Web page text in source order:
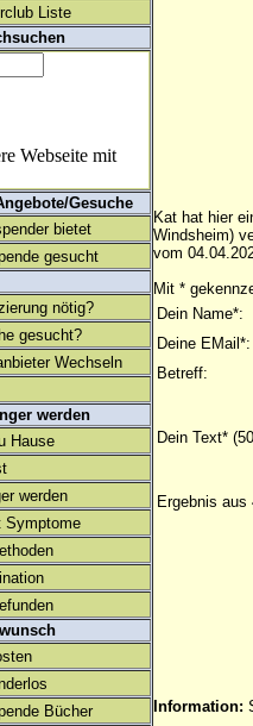
Liste
Webseite mit
Gesuche
bietet
gesucht
nötig?
gesucht?
Wechseln
werden
Hause
werden
Symptome
Bücher
Kat hat hier
Windsheim)
vom
Mit *
Dein Name*:
Deine EMail*:
Betreff:
Dein Text*
Ergebnis aus
Information: